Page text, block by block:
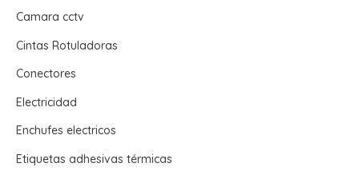
Camara cctv
Cintas Rotuladoras
Conectores
Electricidad
Enchufes electricos
Etiquetas adhesivas térmicas